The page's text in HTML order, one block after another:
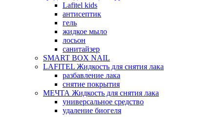
Lafitel kids
антисептик
гель
жидкое мыло
лосьон
санитайзер
SMART BOX NAIL
LAFITEL Жидкость для снятия лака
разбавление лака
снятие покрытия
МЕЧТА Жидкость для снятия лака
универсальное средство
удаление биогеля